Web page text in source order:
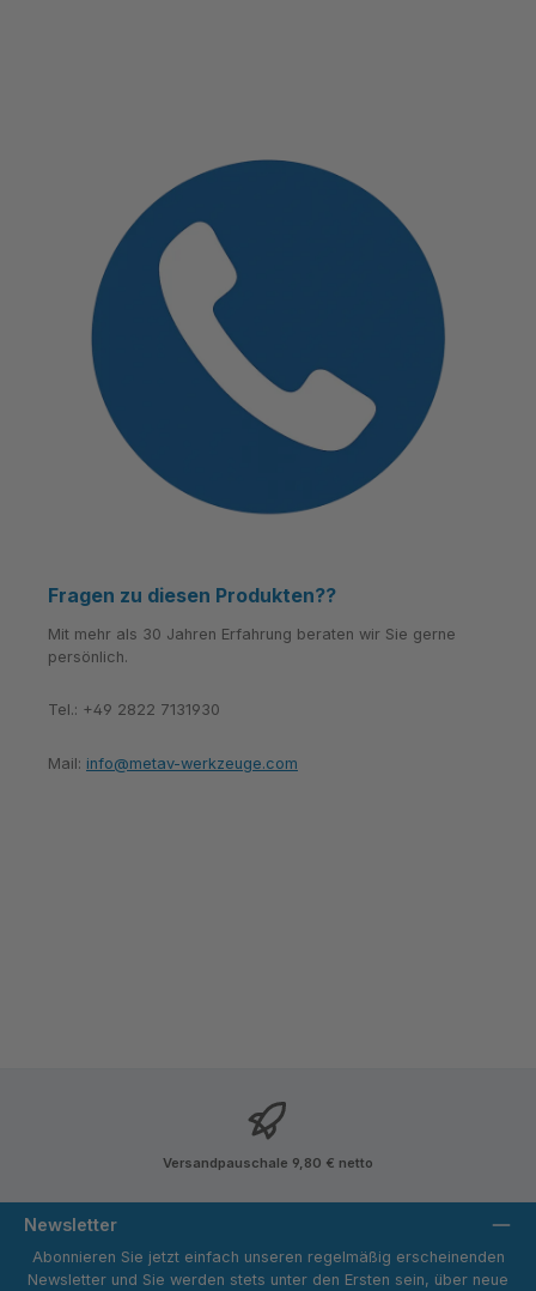
Fragen zu diesen Produkten??
Mit mehr als 30 Jahren Erfahrung beraten wir Sie gerne
persönlich.
Tel.: +49 2822 7131930
Mail: info@metav-werkzeuge.com
Versandpauschale 9,80 € netto
Newsletter
Abonnieren Sie jetzt einfach unseren regelmäßig erscheinenden
Newsletter und Sie werden stets unter den Ersten sein, über neue